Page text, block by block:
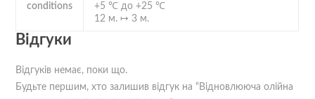
conditions
+5 ℃ до +25 ℃
12 м. ↦ 3 м.
Відгуки
Відгуків немає, поки що.
Будьте першим, хто залишив відгук на “Відновлююча олійна